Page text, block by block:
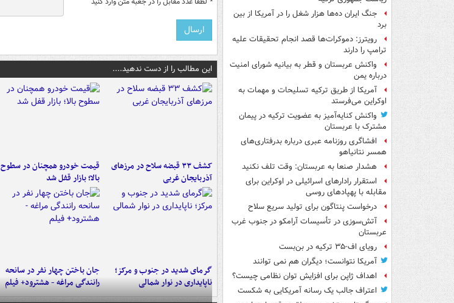
جنگ ایران ده‌ها هزار شغل را در آمریکا از بین
برد
رویترز: دموکرات‌ها قصد انجام تحقیقات علیه
ترامپ را دارند
واکنش عربستان و قطر به بیانیه شورای امنیت
درباره یمن
آمریکا از طریق ترکیه تسلیحات و مهمات به
اوکراین می‌فرستد
واکنش کنایه‌آمیز به عضویت ترکیه در پیمان
مشترک با عربستان
افشاگری روزنامه عبری درباره بدرفتاری‌های
همسر نتانیاهو
هشدار صنعا به عربستان: وقت تلف نکنید
استقرار رادارهای اسرائیلی در اوکراین برای
مقابله با پهپادهای روسی
درخواست پنتاگون برای تولید سریع سلاح
آتش‌سوزی در تأسیسات آرامکو در جنوب غرب
عربستان
رویای اف-۳۵ ترکیه در بن‌بست
آمریکا نتوانست؛ دیگران هم نمی توانند
اهداف ژاپن برای افزایش توان نظامی چیست؟
اعتراف جالب یک رسانه آمریکایی به شکست
این مطالب را از دست ندهید....
کشف ۳۳ قبضه سلاح در مرزهای
آذربایجان غربی
قیمت خودرو همچنان در سطوح
بالا؛ بازار قفل شد
گرمای شدید در جنوب و مرکز؛
ناپایداری در نوار شمالی
جان باختن چهار نفر در سانحه
رانندگی مراغه - هشترود+ فیلم